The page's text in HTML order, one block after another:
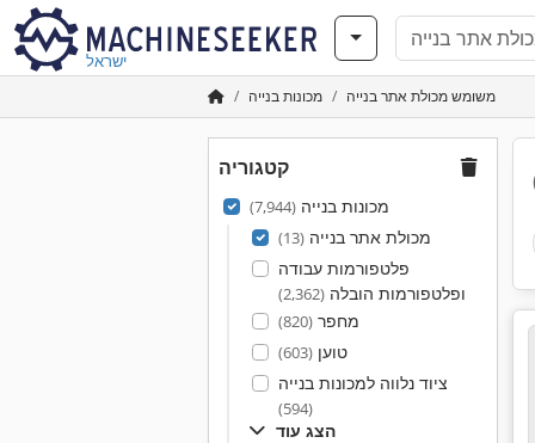
ישראל
מכונות בנייה משומש מכולת אתר בנייה
קטגוריה
מכונות בנייה(7,944)
מכולת אתר בנייה(13)
פלטפורמות עבודה
ופלטפורמות הובלה(2,362)
מחפר(820)
טוען(603)
ציוד נלווה למכונות בנייה
(594)
הצג עוד